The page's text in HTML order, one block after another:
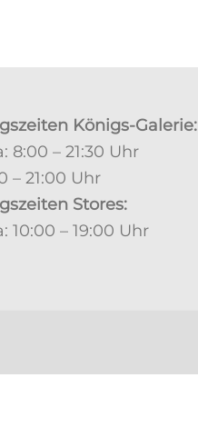
Königs-Galerie:
8:00 – 21:30 Uhr
– 21:00 Uhr
Stores:
10:00 – 19:00 Uhr